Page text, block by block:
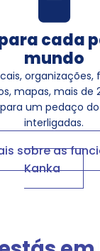
cada
mundo
organizações,
mapas, mais de
um pedaço
interligadas.
sobre as
Kanka